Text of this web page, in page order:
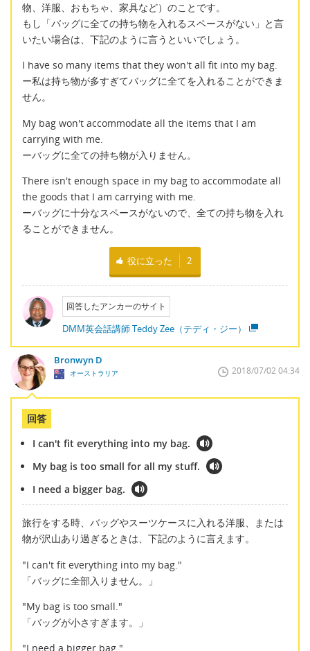
物、洋服、おもちゃ、家具など）のことです。
もし「バッグに全ての持ち物を入れるスペースがない」と言
いたい場合は、下記のように言うといいでしょう。
I have so many items that they won't all fit into my bag.
ー私は持ち物が多すぎてバッグに全てを入れることができま
せん。
My bag won't accommodate all the items that I am
carrying with me.
ーバッグに全ての持ち物が入りません。
There isn't enough space in my bag to accommodate all
the goods that I am carrying with me.
ーバッグに十分なスペースがないので、全ての持ち物を入れ
ることができません。
役に立った 2
回答したアンカーのサイト
DMM英会話講師 Teddy Zee（テディ・ジー）
Bronwyn D
オーストラリア 2018/07/02 04:34
回答
I can't fit everything into my bag.
My bag is too small for all my stuff.
I need a bigger bag.
旅行をする時、バッグやスーツケースに入れる洋服、または
物が沢山あり過ぎるときは、下記のように言えます。
"I can't fit everything into my bag."
「バッグに全部入りません。」
"My bag is too small."
「バッグが小さすぎます。」
"I need a bigger bag."